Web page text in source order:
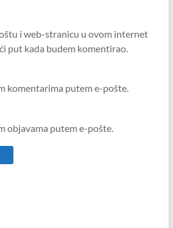
i web-stranicu u ovom internet
put kada budem komentirao.
komentarima putem e-pošte.
objavama putem e-pošte.